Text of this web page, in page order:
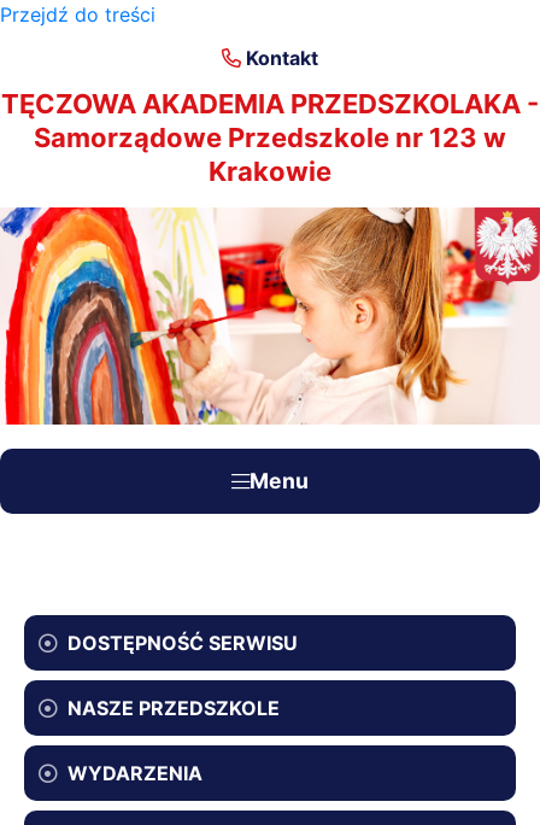
Przejdź do treści
Kontakt
TĘCZOWA AKADEMIA PRZEDSZKOLAKA -
Samorządowe Przedszkole nr 123 w
Krakowie
Menu
DOSTĘPNOŚĆ SERWISU
NASZE PRZEDSZKOLE
WYDARZENIA